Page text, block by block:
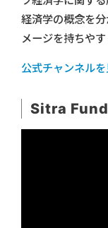
経済学の概念を
メージを持ちやす
公式チャンネルを
Sitra Fund